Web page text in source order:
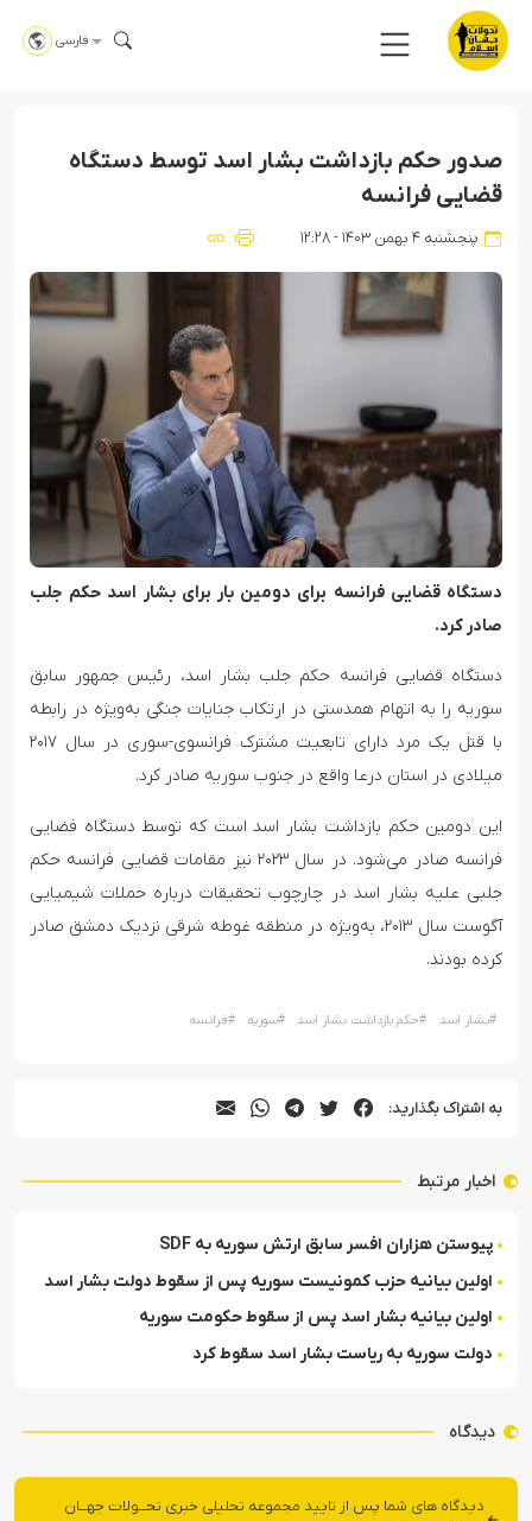
فارسی
صدور حکم بازداشت بشار اسد توسط دستگاه
قضایی فرانسه
پنجشنبه ۴ بهمن ۱۴۰۳ - ۱۲:۲۸
دستگاه قضایی فرانسه برای دومین بار برای بشار اسد حکم جلب
صادر کرد.
دستگاه قضایی فرانسه حکم جلب بشار اسد، رئیس جمهور سابق
سوریه را به اتهام همدستی در ارتکاب جنایات جنگی به‌ویژه در رابطه
با قتل یک مرد دارای تابعیت مشترک فرانسوی-سوری در سال ۲۰۱۷
میلادی در استان درعا واقع در جنوب سوریه صادر کرد.
این دومین حکم بازداشت بشار اسد است که توسط دستگاه فضایی
فرانسه صادر می‌شود. در سال ۲۰۲۳ نیز مقامات قضایی فرانسه حکم
جلبی علیه بشار اسد در چارچوب تحقیقات درباره حملات شیمیایی
آگوست سال ۲۰۱۳، به‌ویژه در منطقه غوطه شرقی نزدیک دمشق صادر
کرده بودند.
#بشار اسد #حکم بازداشت بشار اسد #سوریه #فرانسه
به اشتراک بگذارید:
اخبار مرتبط
پیوستن هزاران افسر سابق ارتش سوریه به SDF
اولین بیانیه حزب کمونیست سوریه پس از سقوط دولت بشار اسد
اولین بیانیه بشار اسد پس از سقوط حکومت سوریه
دولت سوریه به ریاست بشار اسد سقوط کرد
دیدگاه
دیدگاه های شما پس از تایید مجموعه تحلیلی خبری تحــولات جهــان